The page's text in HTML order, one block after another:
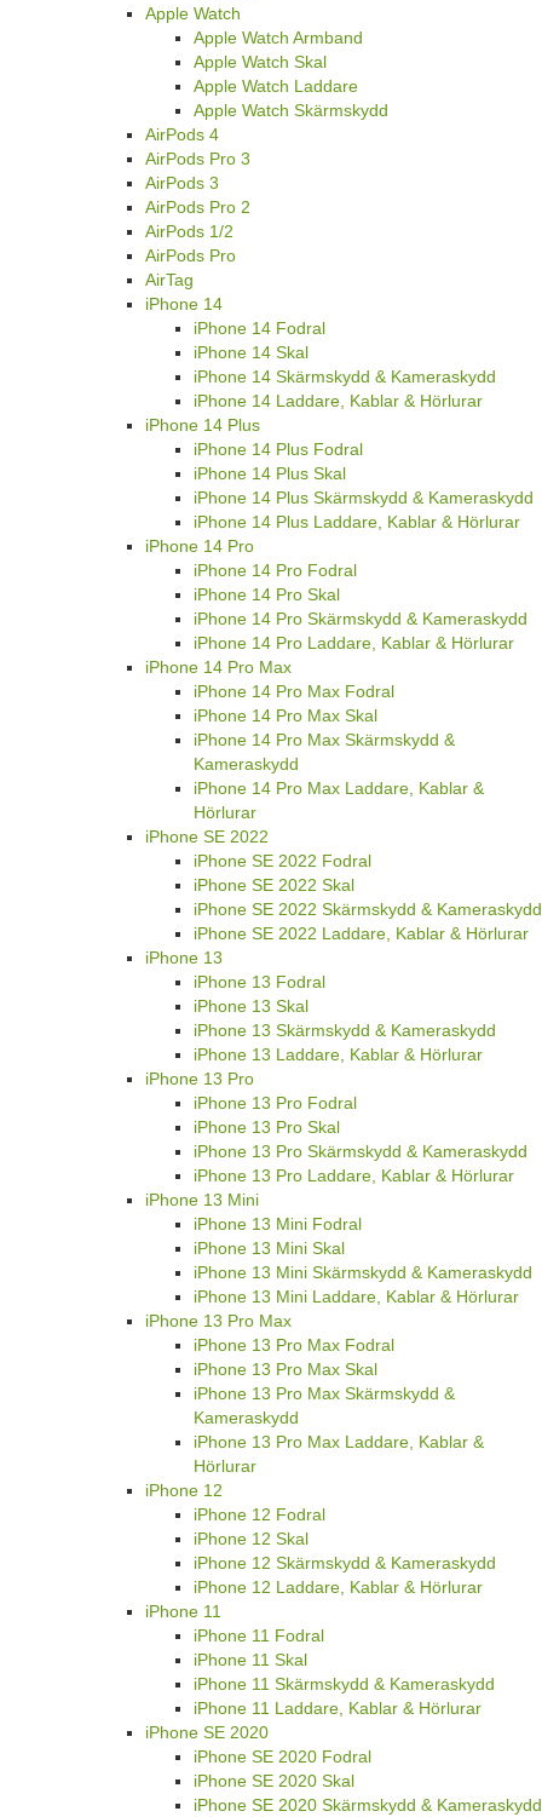
Apple Watch
Apple Watch Armband
Apple Watch Skal
Apple Watch Laddare
Apple Watch Skärmskydd
AirPods 4
AirPods Pro 3
AirPods 3
AirPods Pro 2
AirPods 1/2
AirPods Pro
AirTag
iPhone 14
iPhone 14 Fodral
iPhone 14 Skal
iPhone 14 Skärmskydd & Kameraskydd
iPhone 14 Laddare, Kablar & Hörlurar
iPhone 14 Plus
iPhone 14 Plus Fodral
iPhone 14 Plus Skal
iPhone 14 Plus Skärmskydd & Kameraskydd
iPhone 14 Plus Laddare, Kablar & Hörlurar
iPhone 14 Pro
iPhone 14 Pro Fodral
iPhone 14 Pro Skal
iPhone 14 Pro Skärmskydd & Kameraskydd
iPhone 14 Pro Laddare, Kablar & Hörlurar
iPhone 14 Pro Max
iPhone 14 Pro Max Fodral
iPhone 14 Pro Max Skal
iPhone 14 Pro Max Skärmskydd &
Kameraskydd
iPhone 14 Pro Max Laddare, Kablar &
Hörlurar
iPhone SE 2022
iPhone SE 2022 Fodral
iPhone SE 2022 Skal
iPhone SE 2022 Skärmskydd & Kameraskydd
iPhone SE 2022 Laddare, Kablar & Hörlurar
iPhone 13
iPhone 13 Fodral
iPhone 13 Skal
iPhone 13 Skärmskydd & Kameraskydd
iPhone 13 Laddare, Kablar & Hörlurar
iPhone 13 Pro
iPhone 13 Pro Fodral
iPhone 13 Pro Skal
iPhone 13 Pro Skärmskydd & Kameraskydd
iPhone 13 Pro Laddare, Kablar & Hörlurar
iPhone 13 Mini
iPhone 13 Mini Fodral
iPhone 13 Mini Skal
iPhone 13 Mini Skärmskydd & Kameraskydd
iPhone 13 Mini Laddare, Kablar & Hörlurar
iPhone 13 Pro Max
iPhone 13 Pro Max Fodral
iPhone 13 Pro Max Skal
iPhone 13 Pro Max Skärmskydd &
Kameraskydd
iPhone 13 Pro Max Laddare, Kablar &
Hörlurar
iPhone 12
iPhone 12 Fodral
iPhone 12 Skal
iPhone 12 Skärmskydd & Kameraskydd
iPhone 12 Laddare, Kablar & Hörlurar
iPhone 11
iPhone 11 Fodral
iPhone 11 Skal
iPhone 11 Skärmskydd & Kameraskydd
iPhone 11 Laddare, Kablar & Hörlurar
iPhone SE 2020
iPhone SE 2020 Fodral
iPhone SE 2020 Skal
iPhone SE 2020 Skärmskydd & Kameraskydd